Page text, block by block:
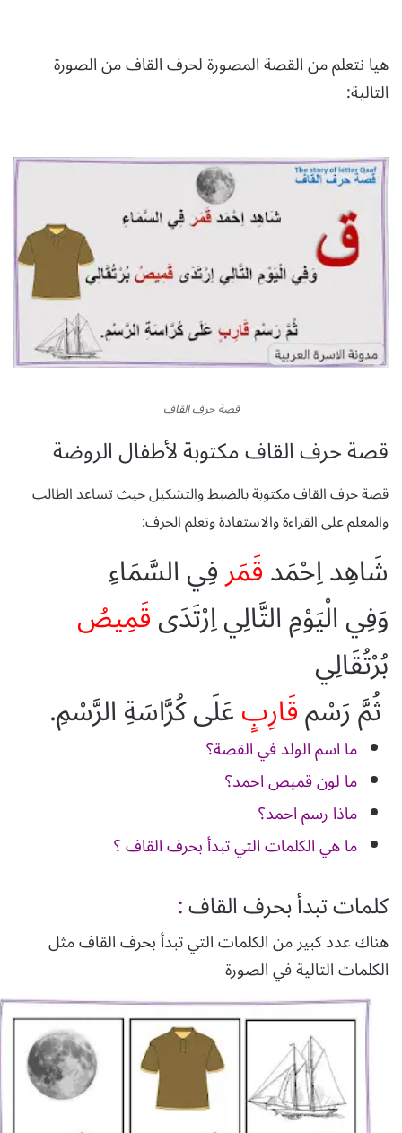
هيا نتعلم من القصة المصورة لحرف القاف من الصورة
التالية:
قصة حرف القاف
قصة حرف القاف مكتوبة لأطفال الروضة
قصة حرف القاف مكتوبة بالضبط والتشكيل حيث تساعد الطالب
والمعلم على القراءة والاستفادة وتعلم الحرف:
شَاهِد اِحْمَدقَمَرفِي السَّمَاءِ
وَفِي الْيَوْمِ التَّالِي اِرْتَدَىقَمِيصُ
بُرْتُقَالِي
ثُمَّ رَسْمقَارِبٍعَلَى كُرَّاسَةِ الرَّسْمِ.
ما اسم الولد في القصة؟
ما لون قميص احمد؟
ماذا رسم احمد؟
ما هي الكلمات التي تبدأ بحرف القاف ؟
كلمات تبدأ بحرفالقاف:
هناك عدد كبير من الكلمات التي تبدأ بحرف القاف مثل
الكلمات التالية في الصورة